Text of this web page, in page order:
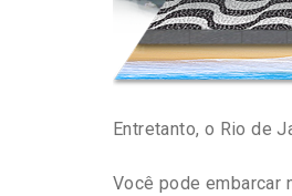
Entretanto, o Rio de
Você pode embarcar